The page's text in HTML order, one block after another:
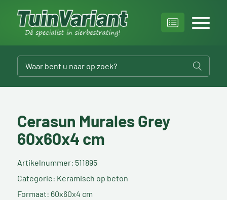
Cerasun Murales Grey
60x60x4 cm
Artikelnummer: 511895
Categorie: Keramisch op beton
Formaat: 60x60x4 cm